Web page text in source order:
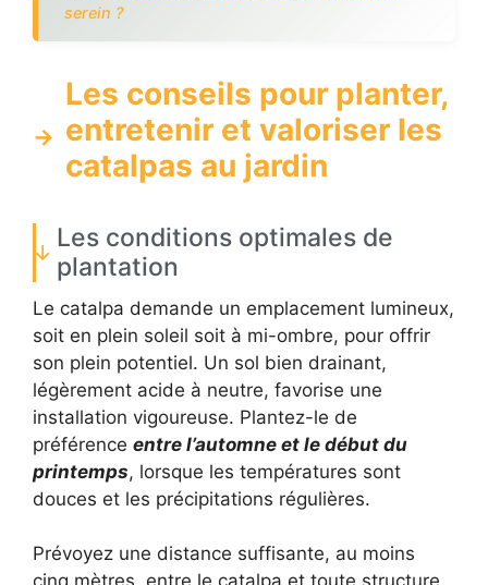
serein ?
Les conseils pour planter,
entretenir et valoriser les
catalpas au jardin
Les conditions optimales de
plantation
Le catalpa demande un emplacement lumineux,
soit en plein soleil soit à mi-ombre, pour offrir
son plein potentiel. Un sol bien drainant,
légèrement acide à neutre, favorise une
installation vigoureuse. Plantez-le de
préférence entre l’automne et le début du
printemps, lorsque les températures sont
douces et les précipitations régulières.
Prévoyez une distance suffisante, au moins